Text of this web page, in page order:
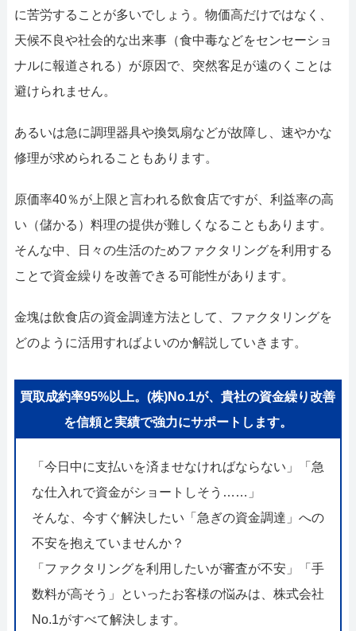
に苦労することが多いでしょう。物価高だけではなく、
天候不良や社会的な出来事（食中毒などをセンセーショ
ナルに報道される）が原因で、突然客足が遠のくことは
避けられません。
あるいは急に調理器具や換気扇などが故障し、速やかな
修理が求められることもあります。
原価率40％が上限と言われる飲食店ですが、利益率の高
い（儲かる）料理の提供が難しくなることもあります。
そんな中、日々の生活のためファクタリングを利用する
ことで資金繰りを改善できる可能性があります。
金塊は飲食店の資金調達方法として、ファクタリングを
どのように活用すればよいのか解説していきます。
買取成約率95%以上。(株)No.1が、貴社の資金繰り改善
を信頼と実績で強力にサポートします。
「今日中に支払いを済ませなければならない」「急
な仕入れで資金がショートしそう……」
そんな、今すぐ解決したい「急ぎの資金調達」への
不安を抱えていませんか？
「ファクタリングを利用したいが審査が不安」「手
数料が高そう」といったお客様の悩みは、株式会社
No.1がすべて解決します。